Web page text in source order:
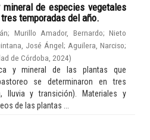
de especies vegetales
temporadas del año.
; Murillo Amador, Bernardo;Nieto
José Ángel; Aguilera, Narciso;
de Córdoba 2024)
y mineral de las plantas que
se determinaron en tres
lluvia y transición). Materiales y
de las plantas ...